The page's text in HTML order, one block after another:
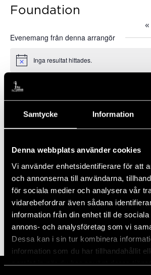
Samtycke Information
Denna webbplats använder cookies
Vi använder enhetsidentifierare för att
och annonserna till användarna,
för sociala medier och analysera vår
vidarebefordrar även sådana
information från din enhet till de
annons- och analysföretag som vi
Dessa kan i sin tur kombinera
information som du har tillhandahållit
samlat in när du har använt deras
Foundation
Evenemang från denna arrangör
Notis Inga resultat hittades.
Kommande
Välj
datum.
Föregående
Prenumerera på kalender